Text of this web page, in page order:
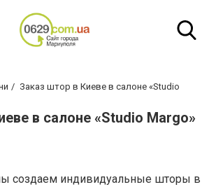
Заказ штор в Киеве в салоне «Studio
в салоне «Studio Margo»
создаем индивидуальные шторы в